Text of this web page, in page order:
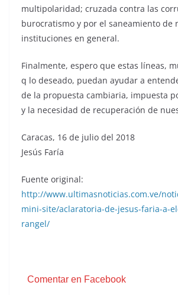
multipolaridad; cruzada contra las
burocratismo y por el saneamiento de
instituciones en general.
Finalmente, espero que estas líneas,
q lo deseado, puedan ayudar a
de la propuesta cambiaria, impuesta
y la necesidad de recuperación de
Caracas, 16 de julio del 2018
Jesús Faría
Fuente original:
http://www.ultimasnoticias.com.ve/
mini-site/aclaratoria-de-jesus-faria-a-
rangel/
Comentar en Facebook